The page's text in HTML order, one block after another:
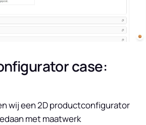
case:
wij een 2D productconfigurator
met maatwerk